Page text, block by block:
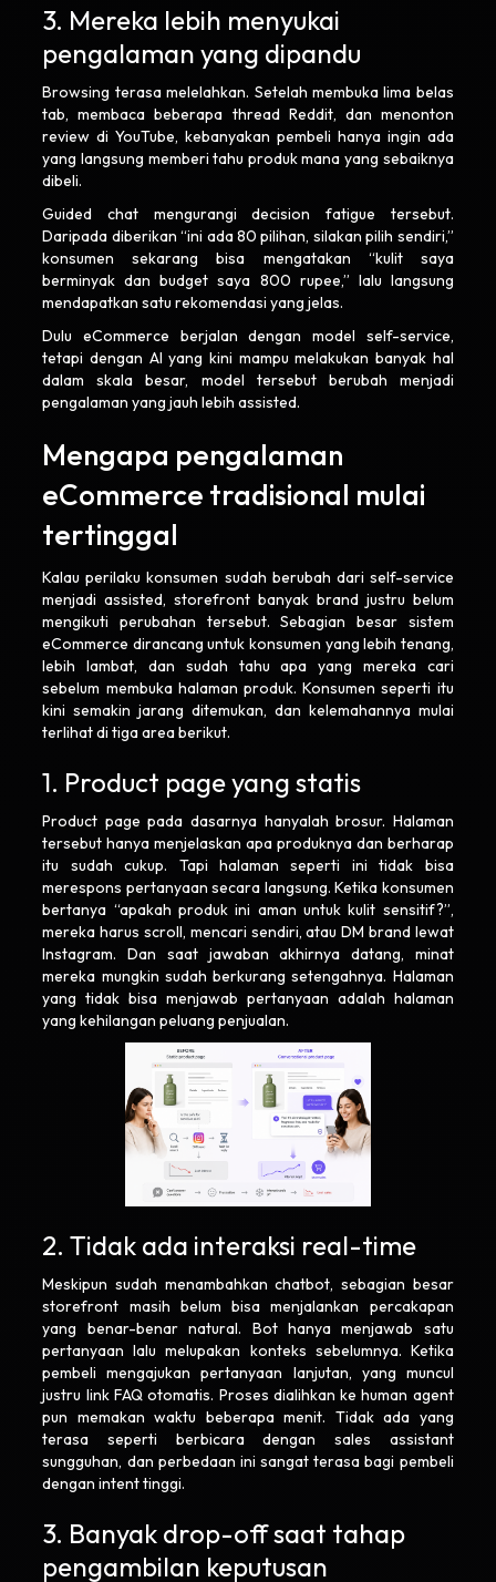
3. Mereka lebih menyukai
pengalaman yang dipandu
Browsing terasa melelahkan. Setelah membuka lima belas
tab, membaca beberapa thread Reddit, dan menonton
review di YouTube, kebanyakan pembeli hanya ingin ada
yang langsung memberi tahu produk mana yang sebaiknya
dibeli.
Guided chat mengurangi decision fatigue tersebut.
Daripada diberikan “ini ada 80 pilihan, silakan pilih sendiri,”
konsumen sekarang bisa mengatakan “kulit saya
berminyak dan budget saya 800 rupee,” lalu langsung
mendapatkan satu rekomendasi yang jelas.
Dulu eCommerce berjalan dengan model self-service,
tetapi dengan AI yang kini mampu melakukan banyak hal
dalam skala besar, model tersebut berubah menjadi
pengalaman yang jauh lebih assisted.
Mengapa pengalaman
eCommerce tradisional mulai
tertinggal
Kalau perilaku konsumen sudah berubah dari self-service
menjadi assisted, storefront banyak brand justru belum
mengikuti perubahan tersebut. Sebagian besar sistem
eCommerce dirancang untuk konsumen yang lebih tenang,
lebih lambat, dan sudah tahu apa yang mereka cari
sebelum membuka halaman produk. Konsumen seperti itu
kini semakin jarang ditemukan, dan kelemahannya mulai
terlihat di tiga area berikut.
1. Product page yang statis
Product page pada dasarnya hanyalah brosur. Halaman
tersebut hanya menjelaskan apa produknya dan berharap
itu sudah cukup. Tapi halaman seperti ini tidak bisa
merespons pertanyaan secara langsung. Ketika konsumen
bertanya “apakah produk ini aman untuk kulit sensitif?”,
mereka harus scroll, mencari sendiri, atau DM brand lewat
Instagram. Dan saat jawaban akhirnya datang, minat
mereka mungkin sudah berkurang setengahnya. Halaman
yang tidak bisa menjawab pertanyaan adalah halaman
yang kehilangan peluang penjualan.
2. Tidak ada interaksi real-time
Meskipun sudah menambahkan chatbot, sebagian besar
storefront masih belum bisa menjalankan percakapan
yang benar-benar natural. Bot hanya menjawab satu
pertanyaan lalu melupakan konteks sebelumnya. Ketika
pembeli mengajukan pertanyaan lanjutan, yang muncul
justru link FAQ otomatis. Proses dialihkan ke human agent
pun memakan waktu beberapa menit. Tidak ada yang
terasa seperti berbicara dengan sales assistant
sungguhan, dan perbedaan ini sangat terasa bagi pembeli
dengan intent tinggi.
3. Banyak drop-off saat tahap
pengambilan keputusan